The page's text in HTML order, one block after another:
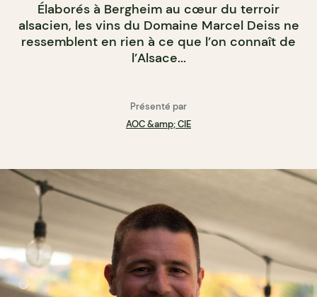
Élaborés à Bergheim au cœur du terroir
alsacien, les vins du Domaine Marcel Deiss ne
ressemblent en rien à ce que l’on connaît de
l’Alsace...
Présenté par
AOC &amp; CIE